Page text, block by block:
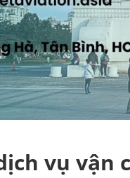
vụ vận